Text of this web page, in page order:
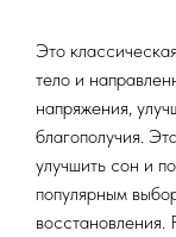
Это
тело и
напряжения,
благополучия.
улучшить сон и
популярным